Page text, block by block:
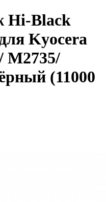
Hi-Black
Kyocera
M2735/
(11000